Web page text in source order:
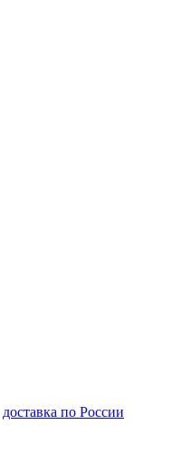
доставка по России